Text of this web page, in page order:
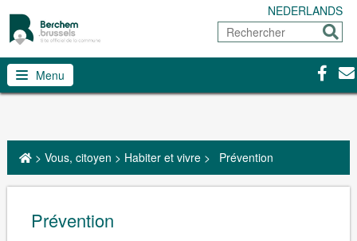
NEDERLANDS
Rechercher
Menu
> Vous, citoyen > Habiter et vivre> Prévention
Prévention